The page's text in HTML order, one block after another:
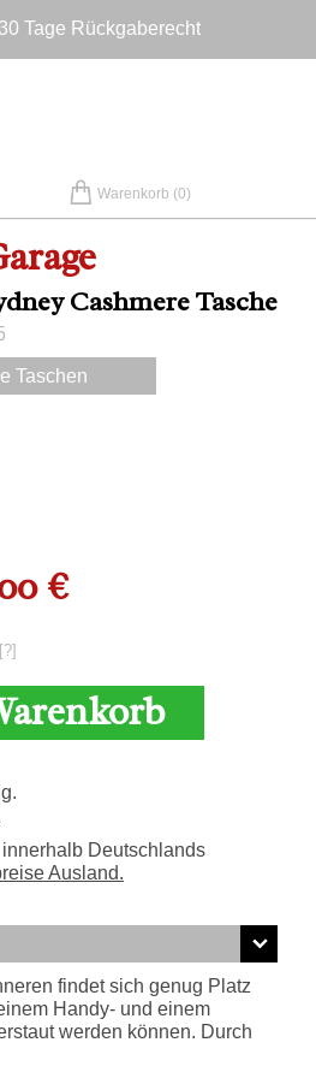
30 Tage Rückgaberecht
Warenkorb (0)
Cashmere Tasche
Taschen
€
[?]
Deutschlands
Ausland.
findet sich genug Platz
Handy- und einem
werden können. Durch